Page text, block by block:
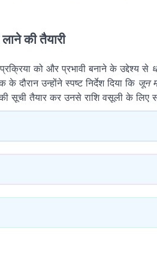
की तैयारी
को और प्रभावी बनाने के उद्देश्य से
उन्होंने स्पष्ट निर्देश दिया कि जून
सूची तैयार कर उनसे राशि वसूली के लिए